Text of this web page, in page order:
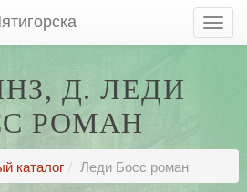
Д. ЛЕДИ
РОМАН
каталог Леди Босс роман